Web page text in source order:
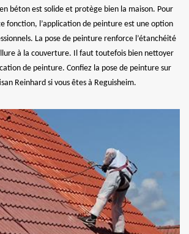
béton est solide et protège bien la maison. Pour
fonction, l’application de peinture est une option
La pose de peinture renforce l’étanchéité
à la couverture. Il faut toutefois bien nettoyer
de peinture. Confiez la pose de peinture sur
Reinhard si vous êtes à Reguisheim.